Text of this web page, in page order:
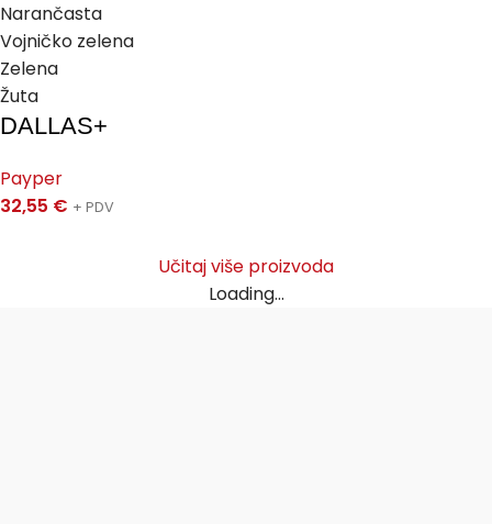
Narančasta
Vojničko zelena
Zelena
Žuta
DALLAS+
Payper
32,55 € + PDV
Učitaj više proizvoda
Loading...